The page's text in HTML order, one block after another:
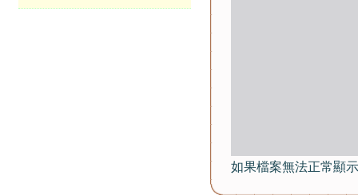
如果檔案無法正常顯